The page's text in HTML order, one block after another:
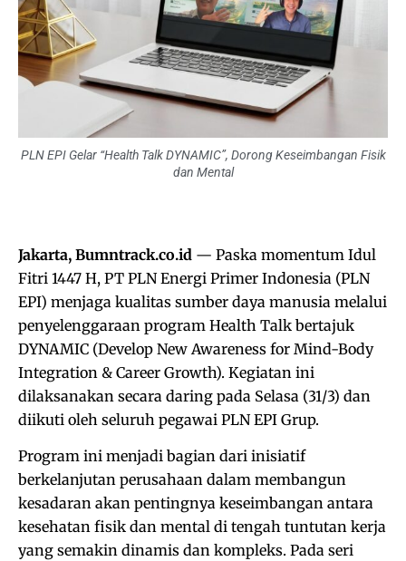
PLN EPI Gelar “Health Talk DYNAMIC”, Dorong Keseimbangan Fisik
dan Mental
Jakarta, Bumntrack.co.id — Paska momentum Idul
Fitri 1447 H, PT PLN Energi Primer Indonesia (PLN
EPI) menjaga kualitas sumber daya manusia melalui
penyelenggaraan program Health Talk bertajuk
DYNAMIC (Develop New Awareness for Mind-Body
Integration & Career Growth). Kegiatan ini
dilaksanakan secara daring pada Selasa (31/3) dan
diikuti oleh seluruh pegawai PLN EPI Grup.
Program ini menjadi bagian dari inisiatif
berkelanjutan perusahaan dalam membangun
kesadaran akan pentingnya keseimbangan antara
kesehatan fisik dan mental di tengah tuntutan kerja
yang semakin dinamis dan kompleks. Pada seri